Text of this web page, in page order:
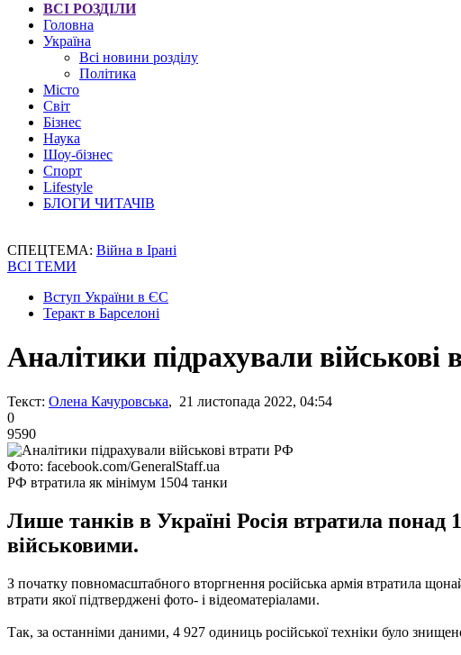
ВСІ РОЗДІЛИ
Головна
Україна
Всі новини розділу
Політика
Місто
Світ
Бізнес
Наука
Шоу-бізнес
Спорт
Lifestyle
БЛОГИ ЧИТАЧІВ
СПЕЦТЕМА: Війна в Ірані
ВСІ ТЕМИ
Вступ України в ЄС
Теракт в Барселоні
Аналітики підрахували військові
Текст: Олена Качуровська, 21 листопада 2022, 04:54
0
9590
Фото: facebook.com/GeneralStaff.ua
РФ втратила як мінімум 1504 танки
Лише танків в Україні Росія втратила понад
військовими.
З початку повномасштабного вторгнення російська армія втратила
втрати якої підтверджені фото- і відеоматеріалами.
Так, за останніми даними, 4 927 одиниць російської техніки було